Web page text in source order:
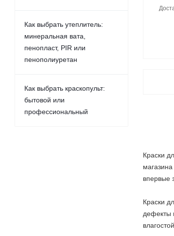
Краски
впервые
Краски
дефекты
Как выбрать утеплитель:
минеральная вата,
пенопласт, PIR или
пенополиуретан
Как выбрать краскопульт:
бытовой или
профессиональный